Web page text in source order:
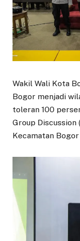
Wakil Wali Kota
Bogor menjadi
toleran 100
Group Discussion
Kecamatan